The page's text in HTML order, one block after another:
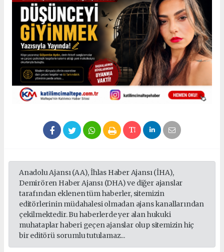
Anadolu Ajansı (AA), İhlas Haber Ajansı (İHA),
Demirören Haber Ajansı (DHA) ve diğer ajanslar
tarafından eklenen tüm haberler, sitemizin
editörlerinin müdahalesi olmadan ajans kanallarından
çekilmektedir. Bu haberlerde yer alan hukuki
muhataplar haberi geçen ajanslar olup sitemizin hiç
bir editörü sorumlu tutulamaz...